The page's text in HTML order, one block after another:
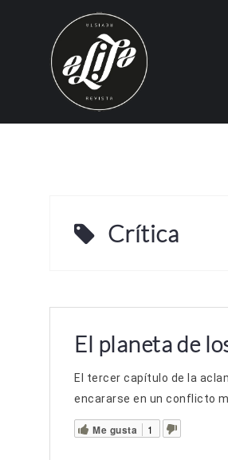
Crítica
El planeta de
El tercer capítulo de la
encararse en un conflicto
Me gusta 1